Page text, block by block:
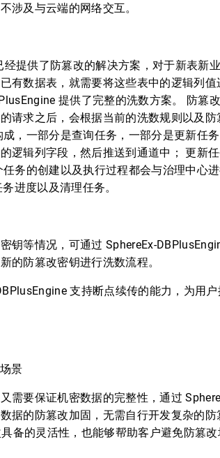
涉及与云端的网络交互。
经提供了防篡改的解决方案，对于新表新
有数据表，就需要将这些表中的逻辑列
提供了完整的洗数方案。 防篡
请求之后，会根据当前的洗数规则以及防
，一部分是查询任务，一部分是更新任
逻辑列字段，然后推送到通道中； 更新
务的创建以及执行过程都会与治理中心
进度以及清理任务。
钥等情况，可通过 SphereEx-
的防篡改密钥进行洗数流程。
支持断点续传的能力，为用
景
需要保证机密数据的完整性，通过
据的防篡改加固，无需自行开发复杂的
备的灵活性，也能够帮助客户避免防篡